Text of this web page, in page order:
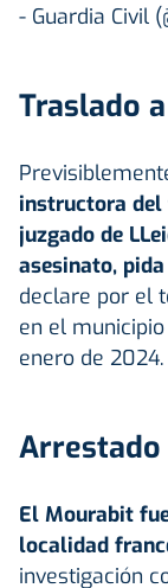
- Guardia Civil
Traslado
instructora del
juzgado de
asesinato,
declare por el
en el
enero de 2024.
El Mourabit
localidad
investigación